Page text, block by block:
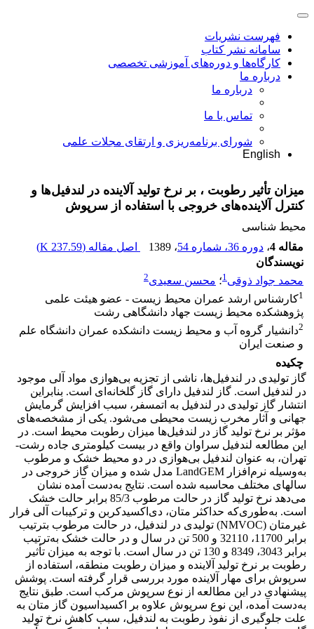
فهرست نشریات
سامانه نشر کتاب
کارگاه‌ها و دوره‌های آموزشی تخصصی
درباره ما
درباره ما
تماس با ما
شورای برنامه‌ریزی و ارتقای مجلات علمی
English
میزان تأثیر رطوبت ، بر نرخ تولید آلاینده در لندفیل‌ها و
کنترل آلاینده‌های خروجی با استفاده از سرپوش
محیط شناسی
مقاله 4
، دوره 36، شماره 54 ، 1389 اصل مقاله (237.59 K
)
نویسندگان
محمد جواد ذوقی1؛ محسن سعیدی2
1کارشناس ارشد عمران محیط زیست - عضو هیئت علمی
پژوهشکده محیط زیست جهاد دانشگاهی رشت
2دانشیار گروه آب و محیط زیست دانشکده عمران دانشگاه علم
و صنعت ایران
چکیده
گاز تولیدی در لندفیل‌ها، ناشی از تجزیه بی‌هوازی مواد آلی موجود
در لندفیل است. گاز لندفیل دارای گاز گلخانه‌ای است. بنابراین
انتشار گاز تولیدی در لندفیل به اتمسفر، سبب افزایش گرمایش
جهانی و آثار مخرب زیست محیطی می‌شود. یکی از مشخصه‌های
مؤثر بر نرخ تولید گاز در لندفیل‌ها میزان رطوبت محیط است. در
این مطالعه لندفیل سراوان واقع در بیست کیلومتری جاده رشت-
تهران، به عنوان لندفیل بی‌هوازی در دو محیط خشک و مرطوب
به‌وسیله نرم‌افزار LandGEM مدل شده و میزان گاز خروجی در
سالهای مختلف محاسبه شده است. نتایج به‌دست آمده نشان
می‌دهد نرخ تولید گاز در حالت مرطوب 85/3 برابر حالت خشک
است. به‌طوری‌که حداکثر متان، دی‌اکسید‌کربن و ترکیبات آلی فرار
غیرمتان (NMVOC) تولیدی در لندفیل، در حالت مرطوب بترتیب
برابر 11700، 32110 و 500 تن در سال و در حالت خشک به‌ترتیب
برابر 3043، 8349 و 130 تن در سال است. با توجه به میزان تأثیر
رطوبت بر نرخ تولید آلاینده و میزان رطوبت منطقه، استفاده از
سرپوش برای مهار آلاینده مورد بررسی قرار گرفته است. پوشش
پیشنهادی در این مطالعه از نوع سرپوش مرکب است. طبق نتایج
به‌دست آمده، این نوع سرپوش علاوه بر اکسیداسیون گاز متان به
علت جلوگیری از نفوذ رطوبت به لندفیل، سبب کاهش نرخ تولید